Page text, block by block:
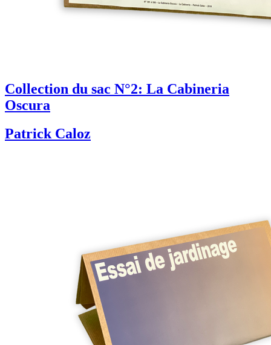
Collection du sac N°2: La Cabineria
Oscura
Patrick Caloz